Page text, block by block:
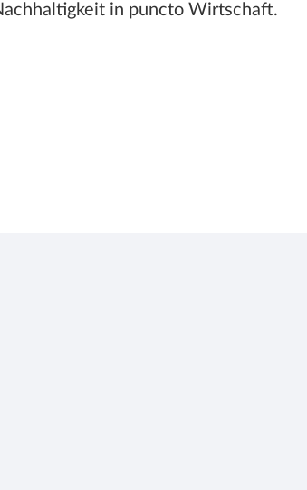
in puncto Wirtschaft.